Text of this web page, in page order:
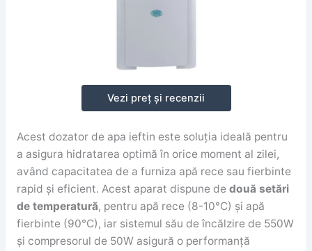
Vezi preț și recenzii
Acest dozator de apa ieftin este soluția ideală pentru
a asigura hidratarea optimă în orice moment al zilei,
având capacitatea de a furniza apă rece sau fierbinte
rapid și eficient. Acest aparat dispune de două setări
de temperatură, pentru apă rece (8-10°C) și apă
fierbinte (90°C), iar sistemul său de încălzire de 550W
și compresorul de 50W asigură o performanță